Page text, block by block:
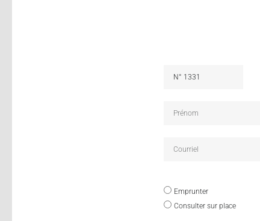
Emprunter
Consulter sur place